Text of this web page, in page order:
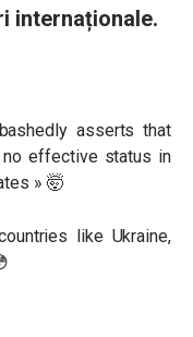
internaționale.
asserts that
effective status in
» 🤯
like Ukraine,